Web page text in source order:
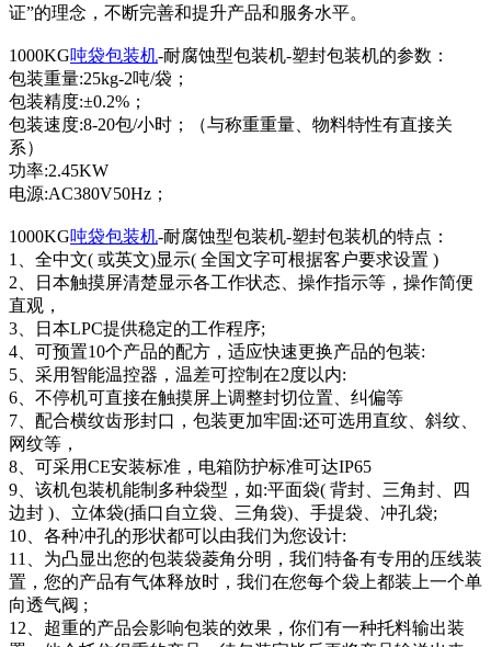
证”的理念，不断完善和提升产品和服务水平。
1000KG吨袋包装机-耐腐蚀型包装机-塑封包装机的参数：
包装重量:25kg-2吨/袋；
包装精度:±0.2%；
包装速度:8-20包/小时；（与称重重量、物料特性有直接关
系）
功率:2.45KW
电源:AC380V50Hz；
1000KG吨袋包装机-耐腐蚀型包装机-塑封包装机的特点：
1、全中文( 或英文)显示( 全国文字可根据客户要求设置 )
2、日本触摸屏清楚显示各工作状态、操作指示等，操作简便
直观，
3、日本LPC提供稳定的工作程序;
4、可预置10个产品的配方，适应快速更换产品的包装:
5、采用智能温控器，温差可控制在2度以内:
6、不停机可直接在触摸屏上调整封切位置、纠偏等
7、配合横纹齿形封口，包装更加牢固:还可选用直纹、斜纹、
网纹等，
8、可采用CE安装标准，电箱防护标准可达IP65
9、该机包装机能制多种袋型，如:平面袋( 背封、三角封、四
边封 )、立体袋(插口自立袋、三角袋)、手提袋、冲孔袋;
10、各种冲孔的形状都可以由我们为您设计:
11、为凸显出您的包装袋菱角分明，我们特备有专用的压线装
置，您的产品有气体释放时，我们在您每个袋上都装上一个单
向透气阀 ;
12、超重的产品会影响包装的效果，你们有一种托料输出装